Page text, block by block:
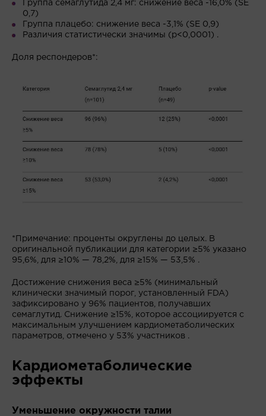
Группа семаглутида 2,4 мг: снижение веса -16,0% (SE
0,7)
Группа плацебо: снижение веса -3,1% (SE 0,9)
Различия статистически значимы (p<0,0001) .
Доля респондеров*:
*Примечание: проценты округлены до целых. В
оригинальной публикации для категории ≥5% указано
95,6%, для ≥10% — 78,2%, для ≥15% — 53,5% .
Достижение снижения веса ≥5% (минимальный
клинически значимый порог, установленный FDA)
зафиксировано у 96% пациентов, получавших
семаглутид. Снижение ≥15%, которое ассоциируется с
максимальным улучшением кардиометаболических
параметров, отмечено у 53% участников .
Кардиометаболические
эффекты
Уменьшение окружности талии